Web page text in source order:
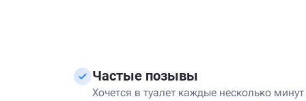
Частые позывы
Хочется в туалет каждые несколько минут